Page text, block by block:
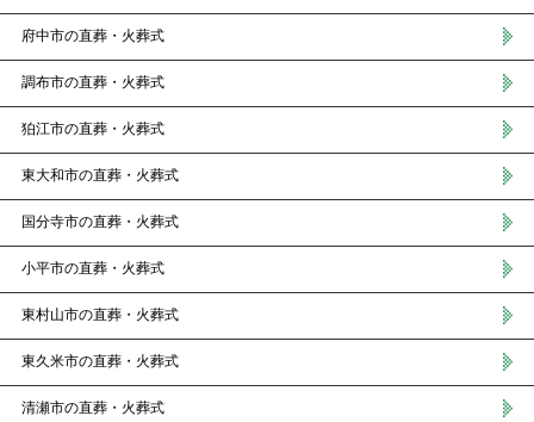
府中市の直葬・火葬式
調布市の直葬・火葬式
狛江市の直葬・火葬式
東大和市の直葬・火葬式
国分寺市の直葬・火葬式
小平市の直葬・火葬式
東村山市の直葬・火葬式
東久米市の直葬・火葬式
清瀬市の直葬・火葬式